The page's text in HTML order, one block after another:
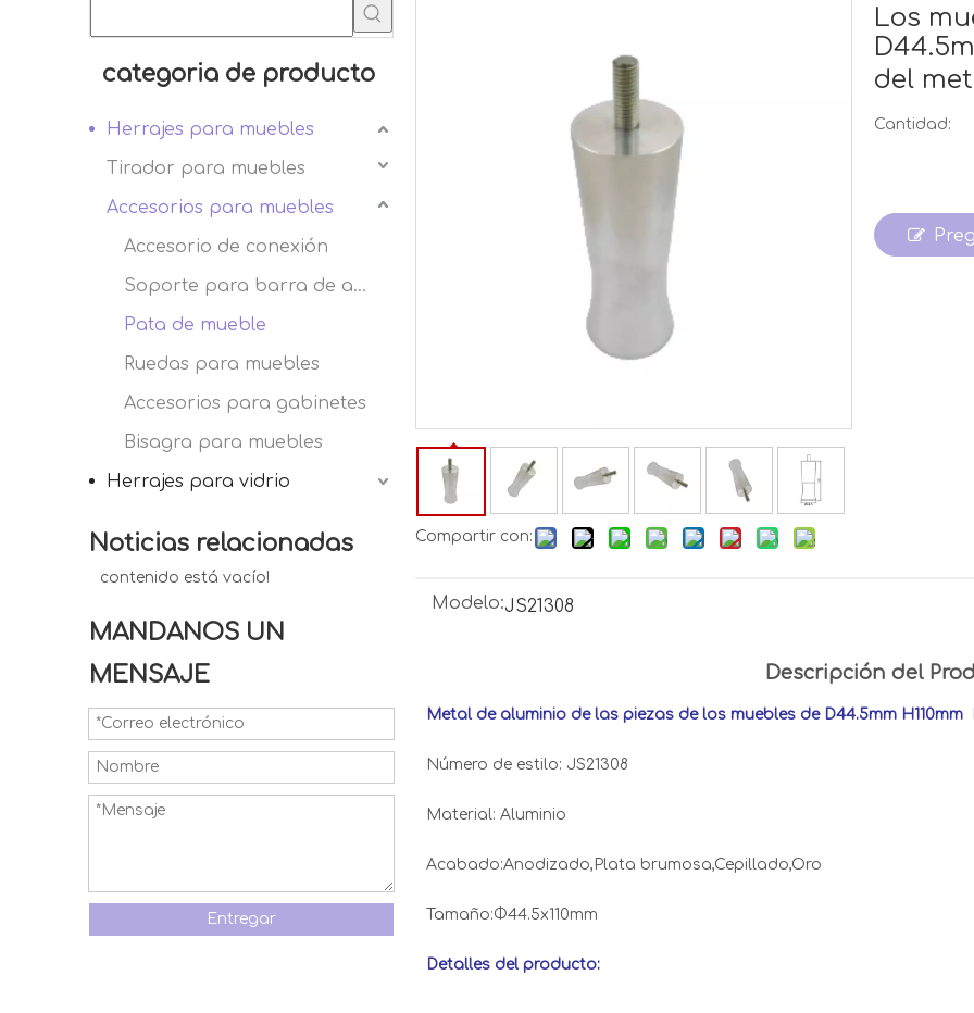
categoria de producto
Herrajes para muebles
Tirador para muebles
Accesorios para muebles
Accesorio de conexión
Soporte para barra de armario
Pata de mueble
Ruedas para muebles
Accesorios para gabinetes
Bisagra para muebles
Herrajes para vidrio
Noticias relacionadas
contenido está vacío!
MANDANOS UN
MENSAJE
Entregar
Compartir con:
Los
del
Cantidad:
Modelo:JS21308
Descripción del
Metal de aluminio de las piezas de los muebles de D44.5mm
Número de estilo: JS21308
Material: Aluminio
Acabado:Anodizado,Plata brumosa,Cepillado,Oro
Tamaño:Φ44.5x110mm
Detalles del producto: